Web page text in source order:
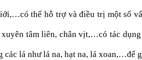
thể hỗ trợ và điều trị một số
tâm liên, chân vịt,…có tác
lá như lá na, hạt na, lá xoan,…để